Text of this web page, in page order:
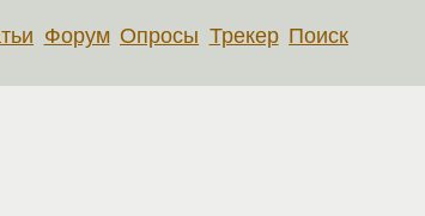
Форум Опросы Трекер Поиск